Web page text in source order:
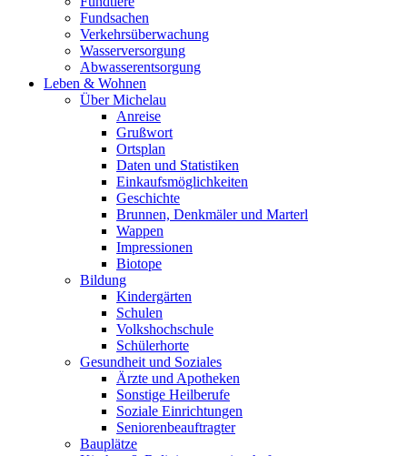
Fundsachen
Verkehrsüberwachung
Wasserversorgung
Abwasserentsorgung
Leben & Wohnen
Über Michelau
Anreise
Grußwort
Ortsplan
Daten und Statistiken
Einkaufsmöglichkeiten
Geschichte
Brunnen, Denkmäler und Marterl
Wappen
Impressionen
Biotope
Bildung
Kindergärten
Schulen
Volkshochschule
Schülerhorte
Gesundheit und Soziales
Ärzte und Apotheken
Sonstige Heilberufe
Soziale Einrichtungen
Seniorenbeauftragter
Bauplätze